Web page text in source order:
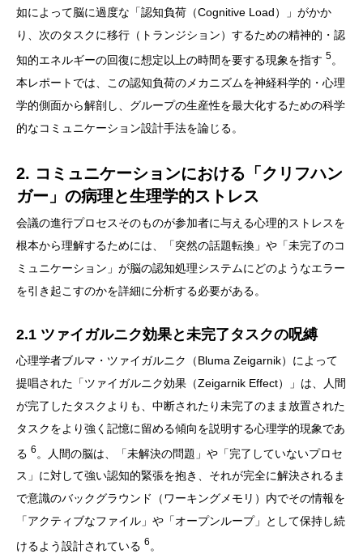
如によって脳に過度な「認知負荷（Cognitive Load）」がかか
り、次のタスクに移行（トランジション）するための精神的・認
知的エネルギーの回復に想定以上の時間を要する現象を指す 5。
本レポートでは、この認知負荷のメカニズムを神経科学的・心理
学的側面から解剖し、グループの生産性を最大化するための科学
的なコミュニケーション設計手法を論じる。
2. コミュニケーションにおける「クリフハン
ガー」の病理と生理学的ストレス
会議の進行プロセスそのものが参加者に与える心理的ストレスを
根本から理解するためには、「突然の話題転換」や「未完了のコ
ミュニケーション」が脳の認知処理システムにどのようなエラー
を引き起こすのかを詳細に分析する必要がある。
2.1 ツァイガルニク効果と未完了タスクの呪縛
心理学者ブルマ・ツァイガルニク（Bluma Zeigarnik）によって
提唱された「ツァイガルニク効果（Zeigarnik Effect）」は、人間
が完了したタスクよりも、中断されたり未完了のまま放置された
タスクをより強く記憶に留める傾向を説明する心理学的現象であ
る 6 。人間の脳は、「未解決の問題」や「完了していないプロセ
ス」に対して強い認知的緊張を抱き、それが完全に解決されるま
で意識のバックグラウンド（ワーキングメモリ）内でその情報を
「アクティブなファイル」や「オープンループ」として保持し続
けるよう設計されている 6 。